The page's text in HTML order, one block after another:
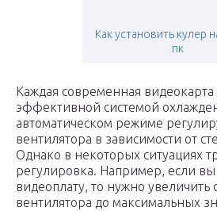
Как установить кулер
пк
Каждая современная видеокарта
эффективной системой
автоматическом режиме
вентилятора в зависимости от
Однако в некоторых ситуациях
регулировка. Например, если вы
видеоплату, то нужно увеличить
вентилятора до максимальных